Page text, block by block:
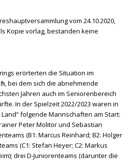
vom 24.10.2020,
Kopie vorlag, bestanden keine
erörterten die Situation im
, bei dem sich die abnehmende
Jahren auch im Seniorenbereich
In der Spielzeit 2022/2023 waren in
Land“ folgende Mannschaften am Start:
Peter Molitor und Sebastian
(B1: Marcus Reinhard; B2: Holger
(C1: Stefan Heyer; C2: Markus
drei D-Juniorenteams (darunter die